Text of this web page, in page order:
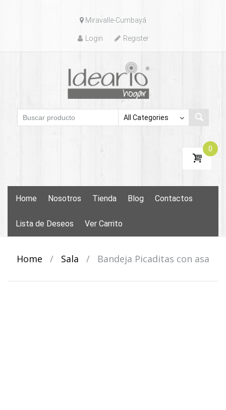
to
Miravalle-Cumbayá
Login Register
0
Home Nosotros Tienda Blog Contactos
Lista de Deseos Ver Carrito
Home / Sala / Bandeja Picaditas con asa